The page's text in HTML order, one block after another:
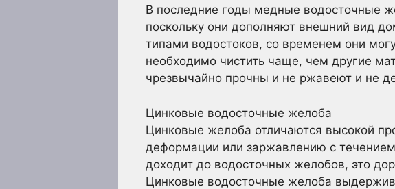
В последние годы медные водосточные
поскольку они дополняют внешний вид
типами водостоков, со временем они
необходимо чистить чаще, чем другие
чрезвычайно прочны и не ржавеют и не
Цинковые водосточные желоба
Цинковые желоба отличаются высокой
деформации или заржавлению с
доходит до водосточных желобов, это
Цинковые водосточные желоба